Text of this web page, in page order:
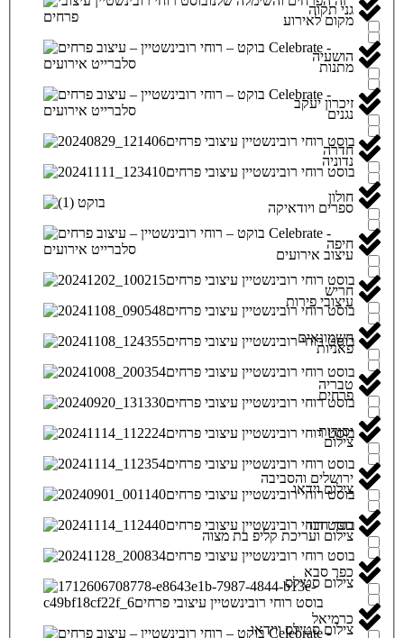
מקום לאירוע
מתנות
נגנים
נדוניה
ספרים ויודאיקה
עיצוב אירועים
עיצובי פירות
פאניות
פרחים
צילום
צילום וידאו
צילום ועריכת קליפ בת מצוה
צילום סטילס
צילום סטילס ווידאו
גני תקוה
הושעיה
זיכרון יעקב
חדרה
חולון
חיפה
חריש
חשמונאים
טבריה
יסודות
ירושלים והסביבה
כפר חבד
כפר סבא
כרמיאל